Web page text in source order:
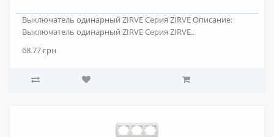
Выключатель одинарный ZIRVE Серия ZIRVE Описание:
Выключатель одинарный ZIRVE Серия ZIRVE..
68.77 грн